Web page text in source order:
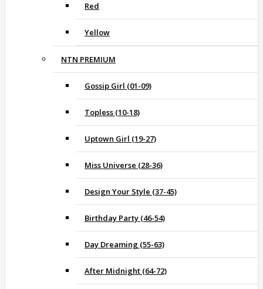
Red
Yellow
NTN PREMIUM
Gossip Girl (01-09)
Topless (10-18)
Uptown Girl (19-27)
Miss Universe (28-36)
Design Your Style (37-45)
Birthday Party (46-54)
Day Dreaming (55-63)
After Midnight (64-72)